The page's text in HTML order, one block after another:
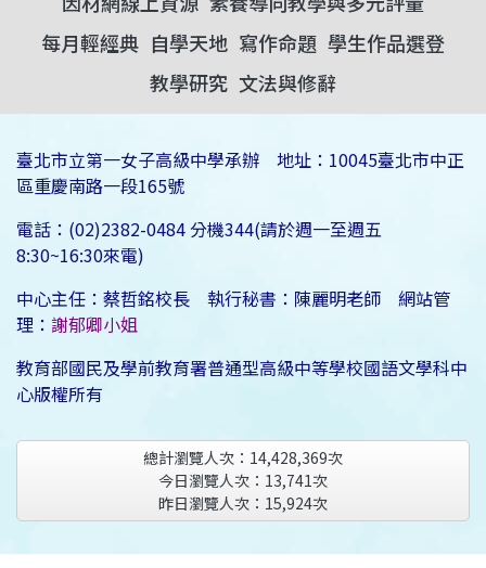
每月輕經典 自學天地 寫作命題 學生作品選登
教學研究 文法與修辭
臺北市立第一女子高級中學承辦 地址：10045臺北市中正
區重慶南路一段165號
電話：(02)2382-0484 分機344(請於週一至週五
8:30~16:30來電)
中心主任：蔡哲銘校長 執行秘書：陳麗明老師 網站管
理： 謝郁卿小姐
教育部國民及學前教育署普通型高級中等學校國語文學科中
心版權所有
總計瀏覽人次： 14,428,369次
今日瀏覽人次： 13,741次
昨日瀏覽人次： 15,924次